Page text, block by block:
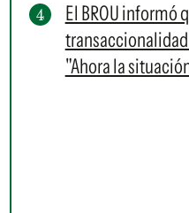
El BROU informó
"Ahora la